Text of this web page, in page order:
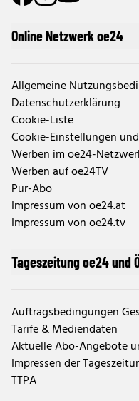
Online Netzwerk oe24
Allgemeine
Datenschutzerklärung
Cookie-Liste
Cookie-Einstellungen
Werben im oe24-
Werben auf oe24TV
Pur-Abo
Impressum von oe24.at
Impressum von oe24.tv
Tageszeitung oe24 und
Auftragsbedingungen
Tarife & Mediendaten
Aktuelle Abo-Angebote
Impressen der
TTPA